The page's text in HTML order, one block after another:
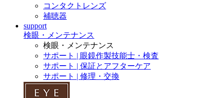
コンタクトレンズ
補聴器
support
検眼・メンテナンス
検眼・メンテナンス
サポート | 眼鏡作製技能士・検査
サポート | 保証とアフターケア
サポート | 修理・交換